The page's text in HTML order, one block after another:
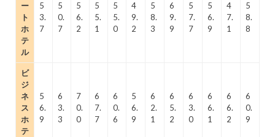
ー
ト
ホ
テ
ル
5
3.
7
5
0.
7
5
6.
2
5
5.
1
5
5.
0
4
9.
2
5
8.
3
6
9.
9
5
7.
7
5
6.
9
4
7.
1
5
8.
8
ビ
ジ
ネ
ス
ホ
テ
5
6.
9
6
3.
3
7
0.
0
6
7.
7
6
0.
6
5
6.
9
6
2.
1
6
5.
2
6
3.
0
6
6.
1
6
6.
2
6
0.
9